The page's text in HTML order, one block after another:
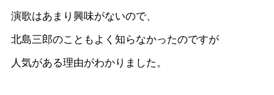
演歌はあまり興味がないので、
北島三郎のこともよく知らなかったのですが
人気がある理由がわかりました。